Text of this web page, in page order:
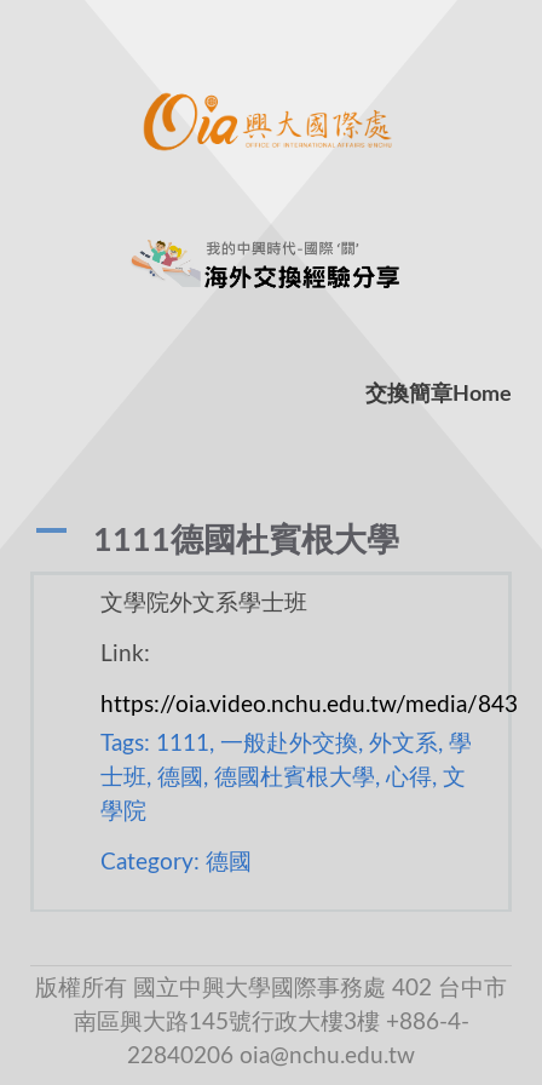
交換簡章 Home
A 1111德國杜賓根大學
文學院外文系學士班
Link:
https://oia.video.nchu.edu.tw/media/843
Tags: 1111, 一般赴外交換, 外文系, 學
士班, 德國, 德國杜賓根大學, 心得, 文
學院
Category: 德國
版權所有 國立中興大學國際事務處 402 台中市
南區興大路145號行政大樓3樓 +886-4-
22840206 oia@nchu.edu.tw